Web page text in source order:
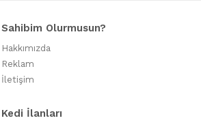
Sahibim Olurmusun?
Hakkımızda
Reklam
İletişim
Kedi İlanları